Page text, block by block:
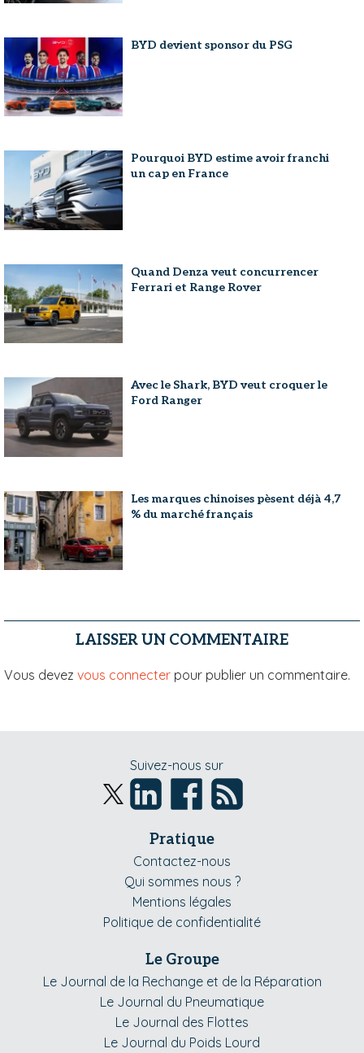
BYD devient sponsor du PSG
Pourquoi BYD estime avoir franchi
un cap en France
Quand Denza veut concurrencer
Ferrari et Range Rover
Avec le Shark, BYD veut croquer le
Ford Ranger
Les marques chinoises pèsent déjà 4,7
% du marché français
LAISSER UN COMMENTAIRE
Vous devez vous connecter pour publier un commentaire.
Suivez-nous sur
Pratique
Contactez-nous
Qui sommes nous ?
Mentions légales
Politique de confidentialité
Le Groupe
Le Journal de la Rechange et de la Réparation
Le Journal du Pneumatique
Le Journal des Flottes
Le Journal du Poids Lourd